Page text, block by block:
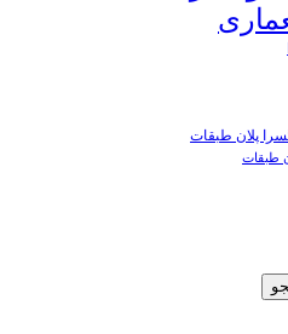
پلان طبقات
طبقات